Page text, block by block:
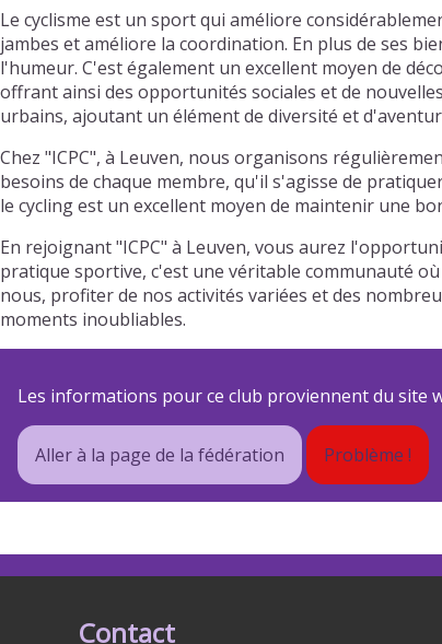
Le cyclisme est un sport qui améliore
jambes et améliore la coordination. En plus de ses
l'humeur. C'est également un excellent moyen de
offrant ainsi des opportunités sociales et de
urbains, ajoutant un élément de diversité et
Chez "ICPC", à Leuven, nous organisons
besoins de chaque membre, qu'il s'agisse de
le cycling est un excellent moyen de maintenir une
En rejoignant "ICPC" à Leuven, vous aurez
pratique sportive, c'est une véritable communauté
nous, profiter de nos activités variées et des
moments inoubliables.
Les informations pour ce club proviennent du site
Aller à la page de la fédération Problème !
Contact